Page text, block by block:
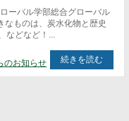
ーバル学部総合グローバル
なものは、炭水化物と歴史
などなど！...
のお知らせ 続きを読む